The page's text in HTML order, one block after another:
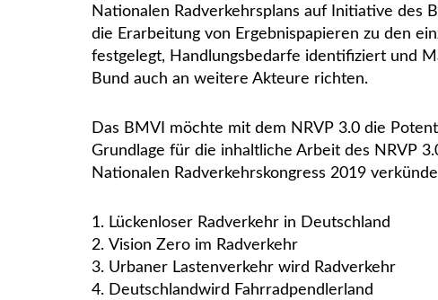
Nationalen Radverkehrsplans auf Initiative des
die Erarbeitung von Ergebnispapieren zu den
festgelegt, Handlungsbedarfe identifiziert und
Bund auch an weitere Akteure richten.
Das BMVI möchte mit dem NRVP 3.0 die
Grundlage für die inhaltliche Arbeit des NRVP
Nationalen Radverkehrskongress 2019
Lückenloser Radverkehr in Deutschland
Vision Zero im Radverkehr
Urbaner Lastenverkehr wird Radverkehr
Deutschlandwird Fahrradpendlerland